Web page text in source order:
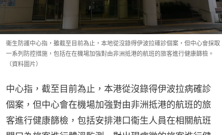
衞生防護中心指，雖截至目前為止，本地從沒錄得伊波拉確診個案，但中心會採取
一系列防控措施，包括在在機場加強對由非洲抵港的航班的旅客進行健康篩檢。
（資料圖片）
中心指，截至目前為止，本港從沒錄得伊波拉病確診
個案，但中心會在機場加強對由非洲抵港的航班的旅
客進行健康篩檢，包括安排港口衞生人員在相關航班